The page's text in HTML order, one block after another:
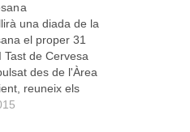
una diada de la
el proper 31
Tast de Cervesa
des de l'Àrea
reuneix els
mallorquins
que